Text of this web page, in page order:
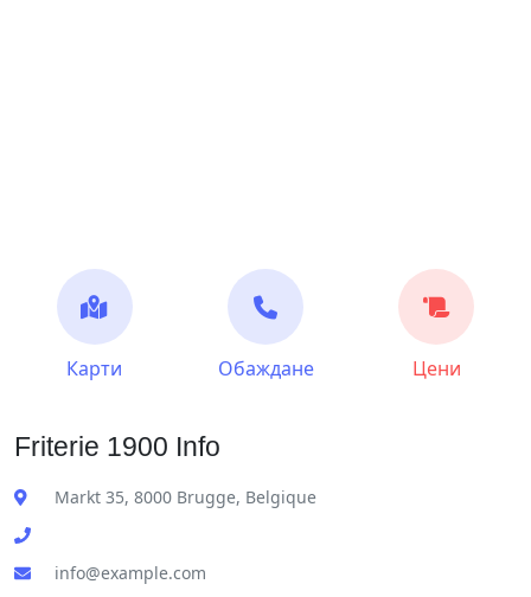
Карти Обаждане Цени
Friterie 1900 Info
Markt 35, 8000 Brugge, Belgique
info@example.com